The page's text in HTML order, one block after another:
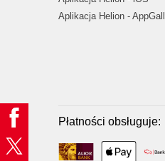
Aplikacja Helion -
Płatności obsługuje: